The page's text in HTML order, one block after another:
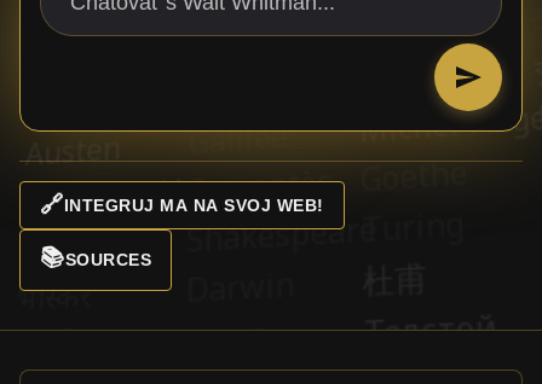
🔗INTEGRUJ MA NA SVOJ WEB!
📚SOURCES